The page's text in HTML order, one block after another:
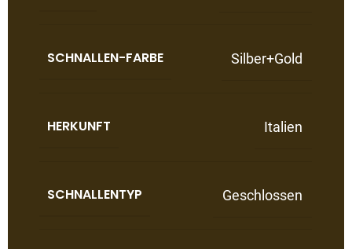
SCHNALLEN-FARBE Silber+Gold
HERKUNFT Italien
SCHNALLENTYP Geschlossen